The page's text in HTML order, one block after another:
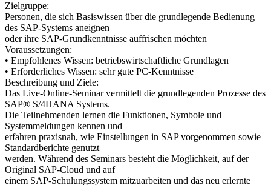
Zielgruppe:
Personen, die sich Basiswissen über die grundlegende Bedienung
des SAP-Systems aneignen
oder ihre SAP-Grundkenntnisse auffrischen möchten
Voraussetzungen:
• Empfohlenes Wissen: betriebswirtschaftliche Grundlagen
• Erforderliches Wissen: sehr gute PC-Kenntnisse
Beschreibung und Ziele:
Das Live-Online-Seminar vermittelt die grundlegenden Prozesse des
SAP® S/4HANA Systems.
Die Teilnehmenden lernen die Funktionen, Symbole und
Systemmeldungen kennen und
erfahren praxisnah, wie Einstellungen in SAP vorgenommen sowie
Standardberichte genutzt
werden. Während des Seminars besteht die Möglichkeit, auf der
Original SAP-Cloud und auf
einem SAP-Schulungssystem mitzuarbeiten und das neu erlernte